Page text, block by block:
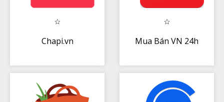
Chapi.vn Mua Bán VN 24h